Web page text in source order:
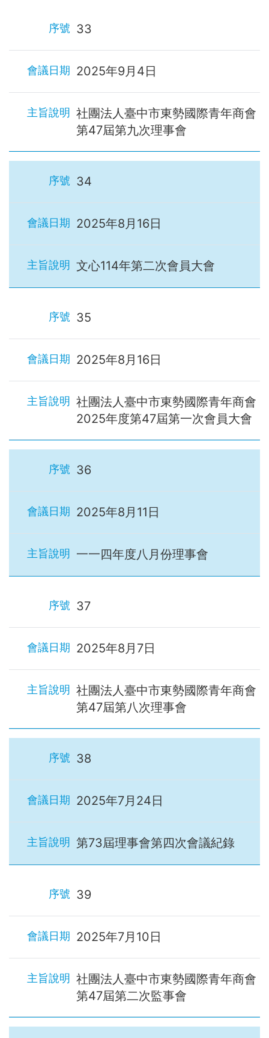
33
2025年9月4日
社團法人臺中市東勢國際青年商會
第47屆第九次理事會
34
2025年8月16日
文心114年第二次會員大會
35
2025年8月16日
社團法人臺中市東勢國際青年商會
2025年度第47屆第一次會員大會
36
2025年8月11日
一一四年度八月份理事會
37
2025年8月7日
社團法人臺中市東勢國際青年商會
第47屆第八次理事會
38
2025年7月24日
第73屆理事會第四次會議紀錄
39
2025年7月10日
社團法人臺中市東勢國際青年商會
第47屆第二次監事會